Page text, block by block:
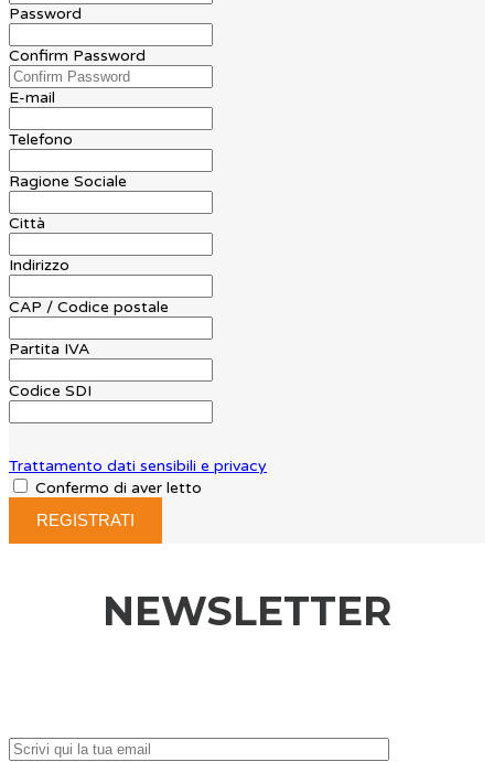
Password
Confirm Password
E-mail
Telefono
Ragione Sociale
Città
Indirizzo
CAP / Codice postale
Partita IVA
Codice SDI
Trattamento dati sensibili e privacy
Confermo di aver letto
NEWSLETTER